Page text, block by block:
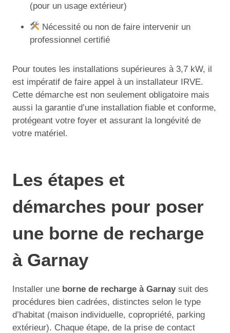
(pour un usage extérieur)
Nécessité ou non de faire intervenir un
professionnel certifié
Pour toutes les installations supérieures à 3,7 kW, il
est impératif de faire appel à un installateur IRVE.
Cette démarche est non seulement obligatoire mais
aussi la garantie d’une installation fiable et conforme,
protégeant votre foyer et assurant la longévité de
votre matériel.
Les étapes et
démarches pour poser
une borne de recharge
à Garnay
Installer une borne de recharge à Garnaysuit des
procédures bien cadrées, distinctes selon le type
d’habitat (maison individuelle, copropriété, parking
extérieur). Chaque étape, de la prise de contact